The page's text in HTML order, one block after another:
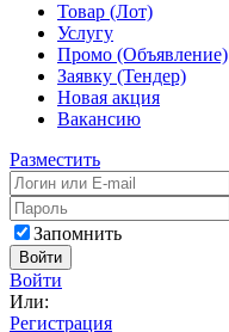
Товар (Лот)
Услугу
Промо (Объявление)
Заявку (Тендер)
Новая акция
Вакансию
Разместить
Запомнить
Войти
Войти
Или:
Регистрация